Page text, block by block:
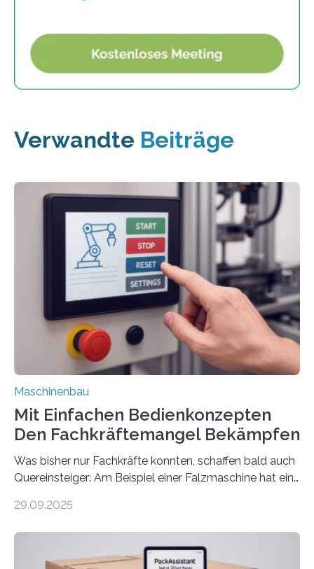
Verwandte Beiträge
Maschinenbau
Mit Einfachen Bedienkonzepten
Den Fachkräftemangel Bekämpfen
Was bisher nur Fachkräfte konnten, schaffen bald auch
Quereinsteiger: Am Beispiel einer Falzmaschine hat ein
Mensch-Maschine-Schnittstelle so sehr vereinfacht,
Die zugrunde liegende Methodik lässt sich auf alle
anderen Maschinen übertragen. Eine Falzmaschine
29.09.2025